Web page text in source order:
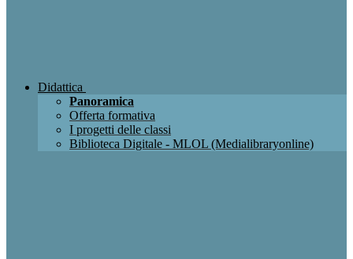
Didattica
Panoramica
Offerta formativa
I progetti delle classi
Biblioteca Digitale - MLOL (Medialibraryonline)